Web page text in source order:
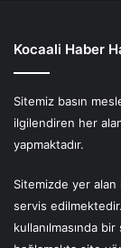
Kocaali Haber
Sitemiz basın
ilgilendiren her
yapmaktadır.
Sitemizde yer alan
servis
kullanılmasında